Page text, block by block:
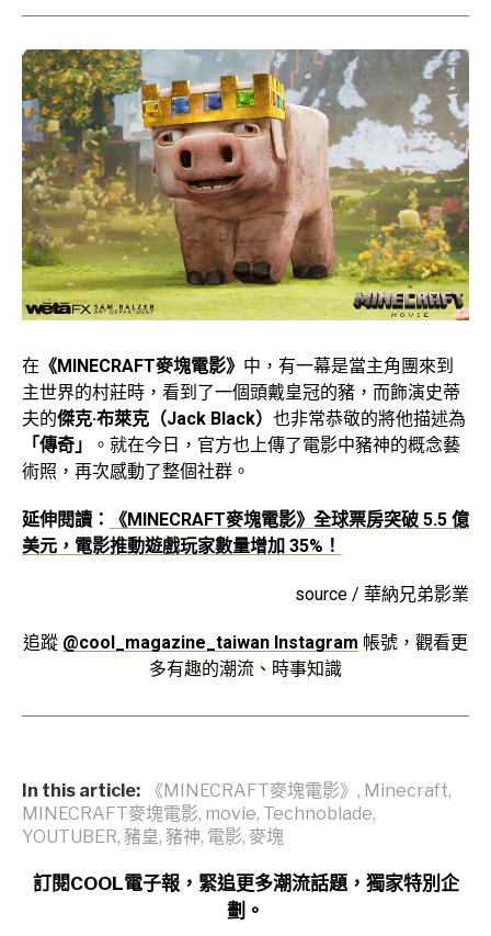
在 《MINECRAFT麥塊電影》 中，有一幕是當主角團來到
主世界的村莊時，看到了一個頭戴皇冠的豬，而飾演史蒂
夫的傑克·布萊克（Jack Black） 也非常恭敬的將他描述為
「傳奇」
。就在今日，官方也上傳了電影中豬神的概念藝
術照，再次感動了整個社群。
延伸閱讀：
《MINECRAFT麥塊電影》全球票房突破 5.5 億
美元，電影推動遊戲玩家數量增加 35%！
source / 華納兄弟影業
追蹤 @cool_magazine_taiwan Instagram 帳號，觀看更
多有趣的潮流、時事知識
In this article: 《MINECRAFT麥塊電影》 , Minecraft,
MINECRAFT麥塊電影, movie, Technoblade,
YOUTUBER, 豬皇, 豬神, 電影, 麥塊
訂閱COOL電子報，緊追更多潮流話題，獨家特別企
劃。